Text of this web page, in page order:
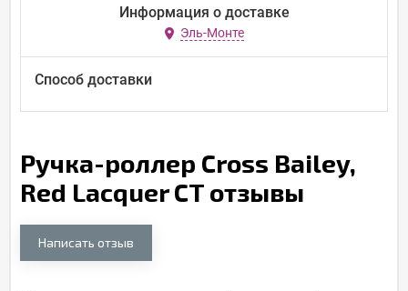
Информация о доставке
Эль-Монте
Способ доставки
Ручка-роллер Cross Bailey,
Red Lacquer CT отзывы
Написать отзыв